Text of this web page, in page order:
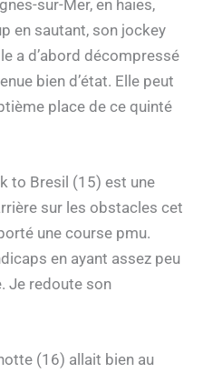
sur-Mer, en haies,
en sautant, son jockey
a d’abord décompressé
bien d’état. Elle peut
place de ce quinté
to Bresil (15) est une
sur les obstacles cet
une course pmu.
en ayant assez peu
Je redoute son
(16) allait bien au